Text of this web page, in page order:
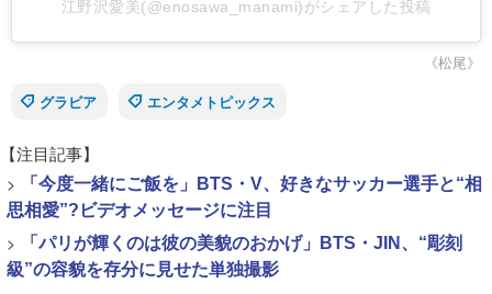
江野沢愛美(@enosawa_manami)がシェアした投稿
《松尾》
グラビア
エンタメトピックス
【注目記事】
>
「今度一緒にご飯を」BTS・V、好きなサッカー選手と“相
思相愛”?ビデオメッセージに注目
>
「パリが輝くのは彼の美貌のおかげ」BTS・JIN、“彫刻
級”の容貌を存分に見せた単独撮影